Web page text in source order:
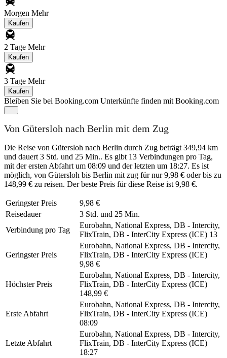
Morgen Mehr
Kaufen
2 Tage Mehr
Kaufen
3 Tage Mehr
Kaufen
Bleiben Sie bei Booking.com Unterkünfte finden mit Booking.com
Von Gütersloh nach Berlin mit dem Zug
Die Reise von Gütersloh nach Berlin durch Zug beträgt 349,94 km
und dauert 3 Std. und 25 Min.. Es gibt 13 Verbindungen pro Tag,
mit der ersten Abfahrt um 08:09 und der letzten um 18:27. Es ist
möglich, von Gütersloh bis Berlin mit zug für nur 9,98 € oder bis zu
148,99 € zu reisen. Der beste Preis für diese Reise ist 9,98 €.
Geringster Preis
9,98 €
Reisedauer
3 Std. und 25 Min.
Verbindung pro Tag
Eurobahn, National Express, DB - Intercity,
FlixTrain, DB - InterCity Express (ICE) 13
Geringster Preis
Eurobahn, National Express, DB - Intercity,
FlixTrain, DB - InterCity Express (ICE)
9,98 €
Höchster Preis
Eurobahn, National Express, DB - Intercity,
FlixTrain, DB - InterCity Express (ICE)
148,99 €
Erste Abfahrt
Eurobahn, National Express, DB - Intercity,
FlixTrain, DB - InterCity Express (ICE)
08:09
Letzte Abfahrt
Eurobahn, National Express, DB - Intercity,
FlixTrain, DB - InterCity Express (ICE)
18:27